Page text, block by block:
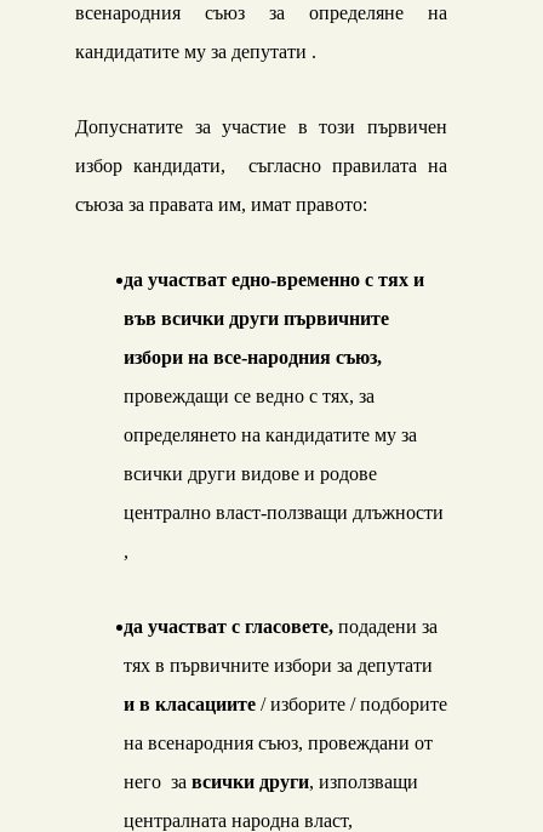
всенародния съюз за определяне на
кандидатите му за депутати .
Допуснатите за участие в този първичен
избор кандидати, съгласно правилата на
съюза за правата им, имат правото:
да участват едно-временно с тях и
във всички други първичните
избори на все-народния съюз,
провеждащи се ведно с тях, за
определянето на кандидатите му за
всички други видове и родове
централно власт-ползващи длъжности
,
да участват с гласовете, подадени за
тях в първичните избори за депутати
и в класациите / изборите / подборите
на всенародния съюз, провеждани от
него за всички други, използващи
централната народна власт,